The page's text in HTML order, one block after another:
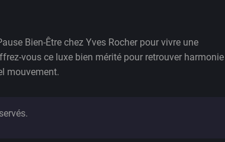
Bien-Être chez Yves Rocher pour vivre une
vous ce luxe bien mérité pour retrouver harmonie
mouvement.